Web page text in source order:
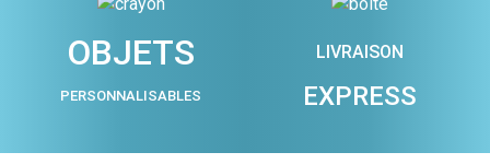
OBJETS
PERSONNALISABLES
LIVRAISON
EXPRESS